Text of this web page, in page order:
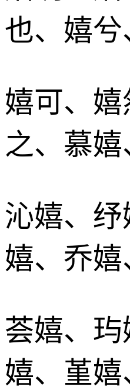
也、嬉兮
嬉可、
之、慕
沁嬉、
嬉、乔
荟嬉、玙
嬉、堇